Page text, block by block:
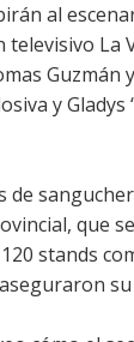
al
La
Guzmán
y
que
stands
su